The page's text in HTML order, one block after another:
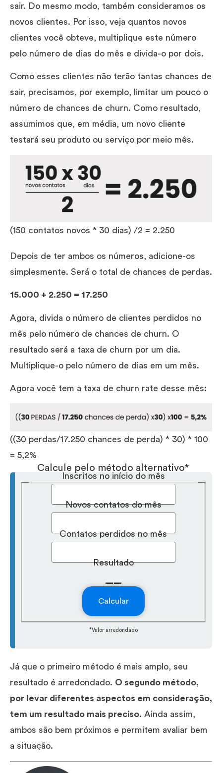
sair. Do mesmo modo, também consideramos os
novos clientes. Por isso, veja quantos novos
clientes você obteve, multiplique este número
pelo número de dias do mês e divida-o por dois.
Como esses clientes não terão tantas chances de
sair, precisamos, por exemplo, limitar um pouco o
número de chances de churn. Como resultado,
assumimos que, em média, um novo cliente
testará seu produto ou serviço por meio mês.
(150 contatos novos * 30 dias) /2 = 2.250
Depois de ter ambos os números, adicione-os
simplesmente. Será o total de chances de perdas.
15.000 + 2.250 = 17.250
Agora, divida o número de clientes perdidos no
mês pelo número de chances de churn. O
resultado será a taxa de churn por um dia.
Multiplique-o pelo número de dias em um mês.
Agora você tem a taxa de churn rate desse mês:
((30 perdas/17.250 chances de perda) * 30) * 100
= 5,2%
Calcule pelo método alternativo*
Inscritos no início do mês
Novos contatos do mês
Contatos perdidos no mês
Resultado
Calcular
*Valor arredondado
Já que o primeiro método é mais amplo, seu
resultado é arredondado. O segundo método,
por levar diferentes aspectos em consideração,
tem um resultado mais preciso. Ainda assim,
ambos são bem próximos e permitem avaliar bem
a situação.